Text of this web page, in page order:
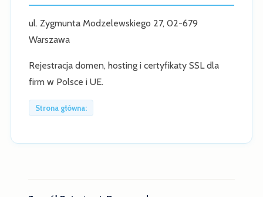
ul. Zygmunta Modzelewskiego 27, 02-679
Warszawa
Rejestracja domen, hosting i certyfikaty SSL dla
firm w Polsce i UE.
Strona główna: